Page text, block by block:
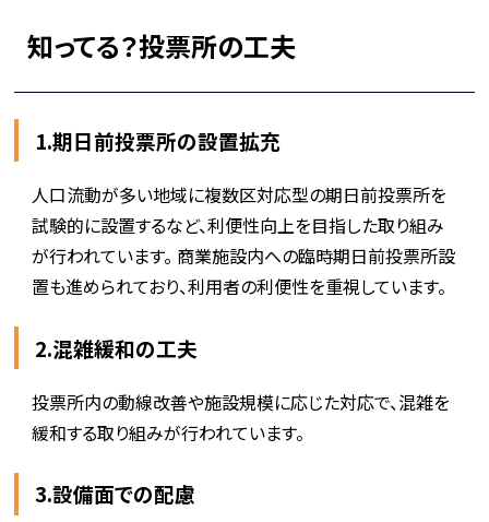
知ってる？投票所の工夫
1.期日前投票所の設置拡充
人口流動が多い地域に複数区対応型の期日前投票所を
試験的に設置するなど、利便性向上を目指した取り組み
が行われています。 商業施設内への臨時期日前投票所設
置も進められており、利用者の利便性を重視しています。
2.混雑緩和の工夫
投票所内の動線改善や施設規模に応じた対応で、混雑を
緩和する取り組みが行われています。
3.設備面での配慮